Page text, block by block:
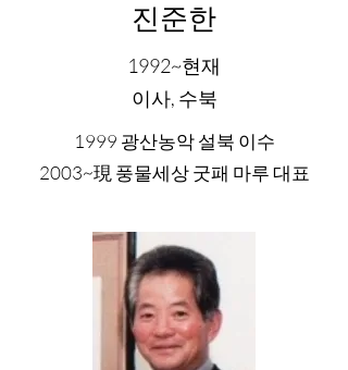
진준한
1992~현재
​​이사, 수북
1999 광산농악 설북 이수
2003~現 풍물세상 굿패 마루 대표